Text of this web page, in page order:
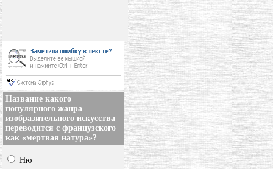
Название какого
популярного жанра
изобразительного искусства
переводится с французского
как «мертвая натура»?
Ню